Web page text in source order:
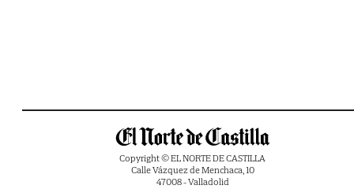
Copyright © EL NORTE DE CASTILLA
Calle Vázquez de Menchaca, 10
47008 - Valladolid